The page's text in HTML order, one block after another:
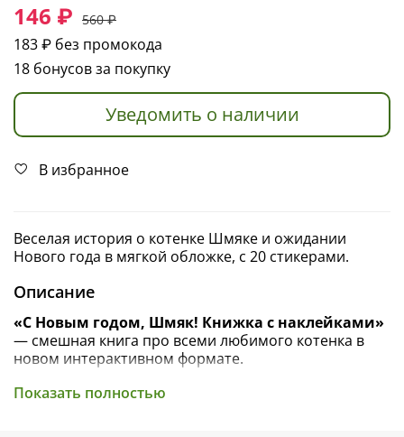
146 ₽ 560 ₽
183 ₽ без промокода
18 бонусов за покупку
Уведомить о наличии
В избранное
Веселая история о котенке Шмяке и ожидании
Нового года в мягкой обложке, с 20 стикерами.
Описание
«С Новым годом, Шмяк! Книжка с наклейками»
— смешная книга про всеми любимого котенка в
новом интерактивном формате.
Совсем скоро наступит Новый год. Котенок Шмяк
Показать полностью